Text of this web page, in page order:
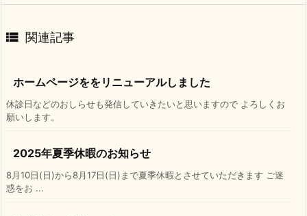
 関連記事
ホームページををリニューアルしました
休診日などのおしらせも発信していきたいと思いますので よろしくお
願いします。
2025年夏季休暇のお知らせ
8月10日(日)から8月17日(日)まで夏季休暇とさせていただきます ご迷
惑をお ...